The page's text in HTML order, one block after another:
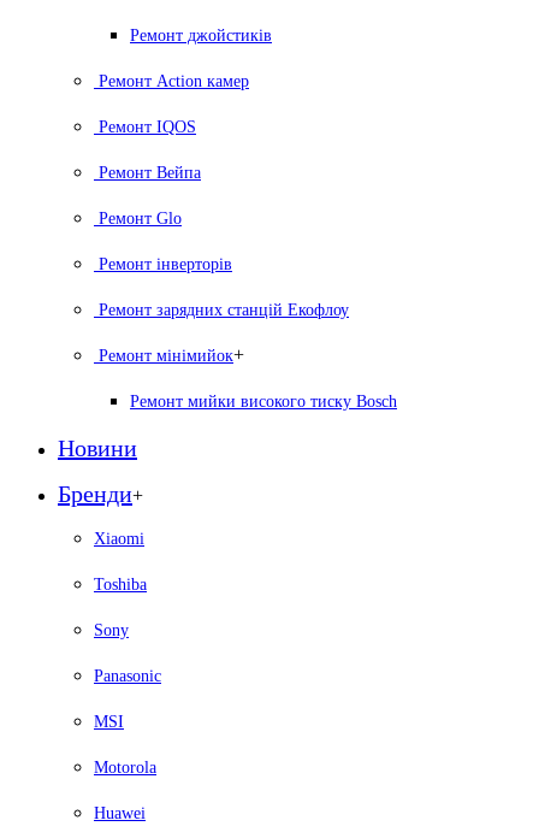
Ремонт джойстиків
Ремонт Action камер
Ремонт IQOS
Ремонт Вейпа
Ремонт Glo
Ремонт інверторів
Ремонт зарядних станцій Екофлоу
Ремонт мiнiмийок+
Ремонт мийки високого тиску Bosch
Новини
Бренди+
Xiaomi
Toshiba
Sony
Panasonic
MSI
Motorola
Huawei